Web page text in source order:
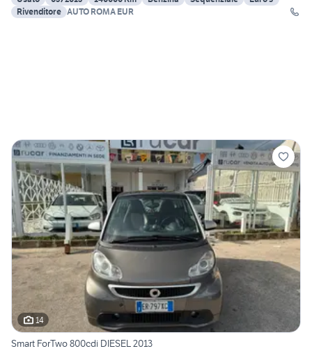
Rivenditore AUTO ROMA EUR
14
Smart ForTwo 800cdi DIESEL 2013